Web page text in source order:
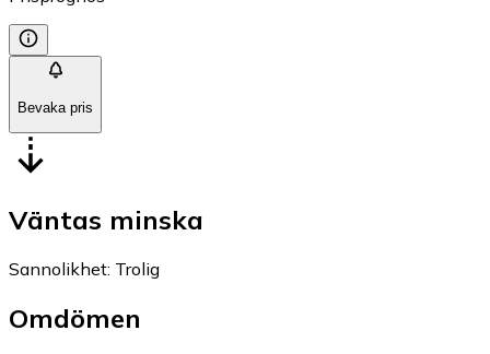
Bevaka pris
Väntas minska
Sannolikhet: Trolig
Omdömen